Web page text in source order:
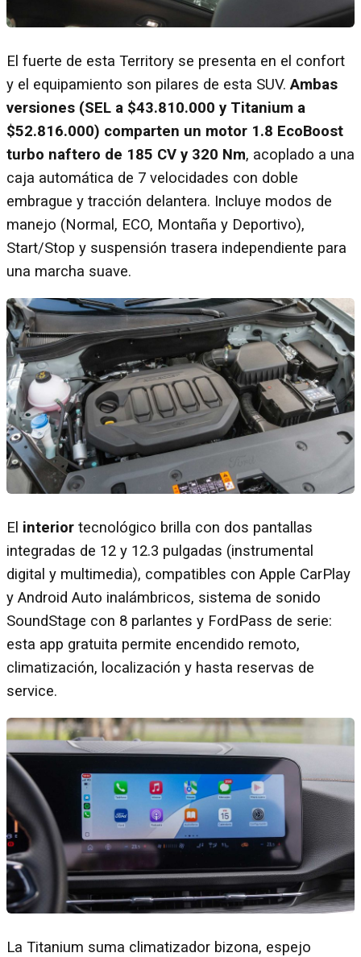
El fuerte de esta Territory se presenta en el confort
y el equipamiento son pilares de esta SUV.Ambas
versiones (SEL a $43.810.000 y Titanium a
$52.816.000) comparten un motor 1.8 EcoBoost
turbo naftero de 185 CV y 320 Nm, acoplado a una
caja automática de 7 velocidades con doble
embrague y tracción delantera. Incluye modos de
manejo (Normal, ECO, Montaña y Deportivo),
Start/Stop y suspensión trasera independiente para
una marcha suave.
El interior tecnológico brilla con dos pantallas
integradas de 12 y 12.3 pulgadas (instrumental
digital y multimedia), compatibles con Apple CarPlay
y Android Auto inalámbricos, sistema de sonido
SoundStage con 8 parlantes y FordPass de serie:
esta app gratuita permite encendido remoto,
climatización, localización y hasta reservas de
service.
La Titanium suma climatizador bizona, espejo